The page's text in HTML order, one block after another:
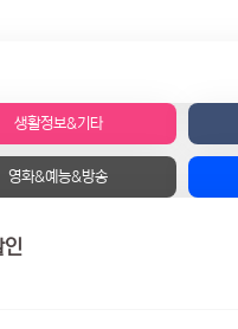
생활정보&기타
영화&예능&방송
볼 할인